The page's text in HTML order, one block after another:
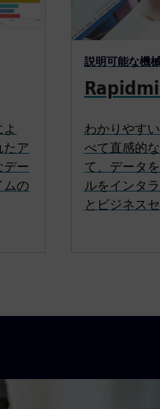
たア
デー
ムの
説明可能な機
わかりやす
べて直感的
て、データ
ルをインタ
とビジネス